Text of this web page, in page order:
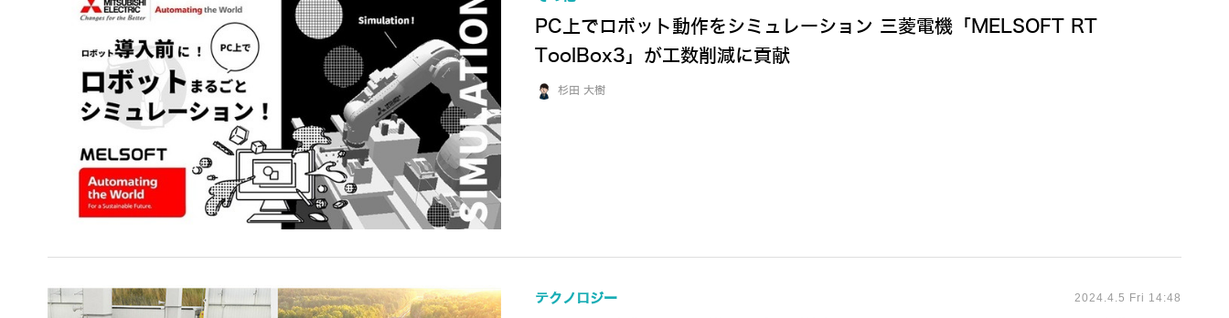
PC上でロボット動作をシミュレーション 三菱電機「MELSOFT RT
ToolBox3」が工数削減に貢献
杉田 大樹
テクノロジー 2024.4.5 Fri 14:48